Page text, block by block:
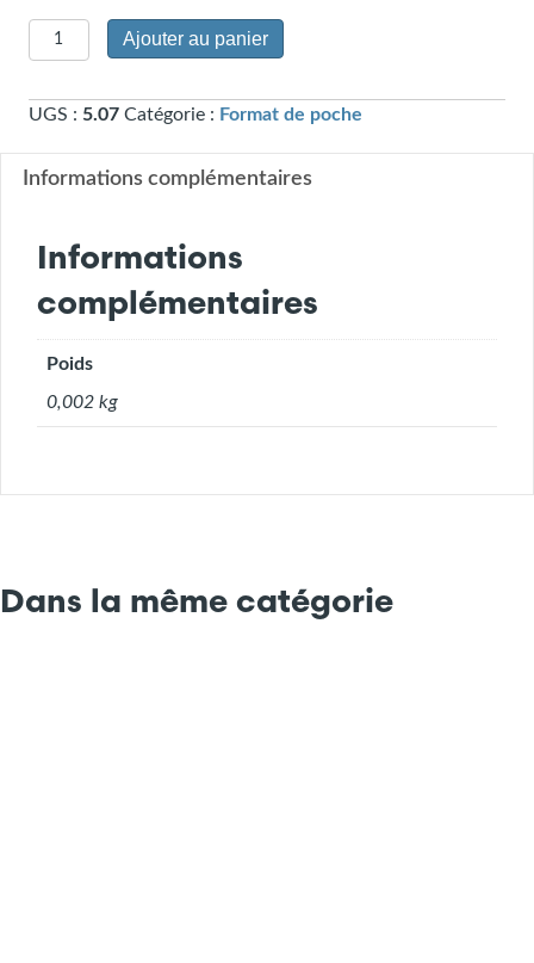
quantité
de
soir
(signet)
Ajouter au panier
UGS : 5.07 Catégorie : Format de poche
Informations complémentaires
Informations
complémentaires
Poids
0,002 kg
Dans la même catégorie